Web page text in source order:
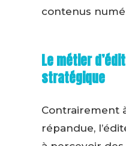
contenus
Le métier
stratégique
Contrairement
répandue,